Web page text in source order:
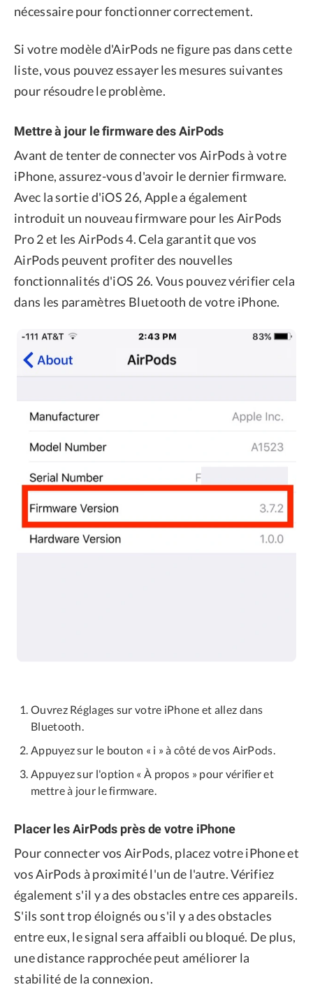
nécessaire pour fonctionner correctement.
Si votre modèle d'AirPods ne figure pas dans cette
liste, vous pouvez essayer les mesures suivantes
pour résoudre le problème.
Mettre à jour le firmware des AirPods
Avant de tenter de connecter vos AirPods à votre
iPhone, assurez-vous d'avoir le dernier firmware.
Avec la sortie d'iOS 26, Apple a également
introduit un nouveau firmware pour les AirPods
Pro 2 et les AirPods 4. Cela garantit que vos
AirPods peuvent profiter des nouvelles
fonctionnalités d'iOS 26. Vous pouvez vérifier cela
dans les paramètres Bluetooth de votre iPhone.
Ouvrez Réglages sur votre iPhone et allez dans
Bluetooth.
Appuyez sur le bouton « i » à côté de vos AirPods.
Appuyez sur l'option « À propos » pour vérifier et
mettre à jour le firmware.
Placer les AirPods près de votre iPhone
Pour connecter vos AirPods, placez votre iPhone et
vos AirPods à proximité l'un de l'autre. Vérifiez
également s'il y a des obstacles entre ces appareils.
S'ils sont trop éloignés ou s'il y a des obstacles
entre eux, le signal sera affaibli ou bloqué. De plus,
une distance rapprochée peut améliorer la
stabilité de la connexion.